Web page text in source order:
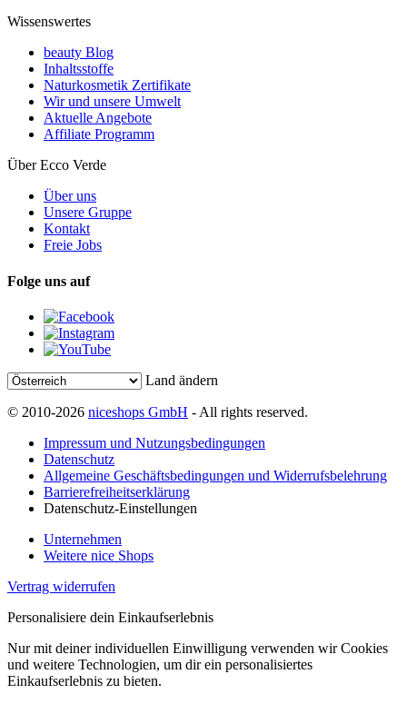
Wissenswertes
beauty Blog
Inhaltsstoffe
Naturkosmetik Zertifikate
Wir und unsere Umwelt
Aktuelle Angebote
Affiliate Programm
Über Ecco Verde
Über uns
Unsere Gruppe
Kontakt
Freie Jobs
Folge uns auf
Land ändern
© 2010-2026 niceshops GmbH - All rights reserved.
Impressum und Nutzungsbedingungen
Datenschutz
Allgemeine Geschäftsbedingungen und Widerrufsbelehrung
Barrierefreiheitserklärung
Datenschutz-Einstellungen
Unternehmen
Weitere nice Shops
Vertrag widerrufen
Personalisiere dein Einkaufserlebnis
Nur mit deiner individuellen Einwilligung verwenden wir Cookies
und weitere Technologien, um dir ein personalisiertes
Einkaufserlebnis zu bieten.